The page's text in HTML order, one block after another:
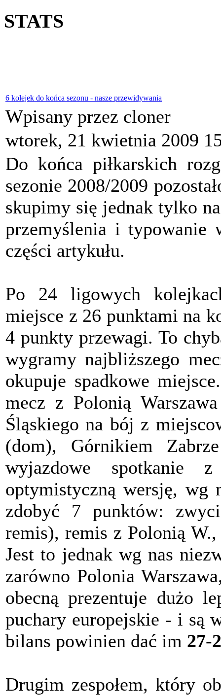
STATS
6 kolejek do końca sezonu - nasze przewidywania
Wpisany przez cloner
wtorek, 21 kwietnia 2009
Do końca piłkarskich
sezonie 2008/2009
skupimy się jednak tylko
przemyślenia i typowanie
części artykułu.
Po 24 ligowych
miejsce z 26 punktami na
4 punkty przewagi. To
wygramy najbliższego
okupuje spadkowe
mecz z Polonią
Śląskiego na bój z
(dom), Górnikiem
wyjazdowe spotkanie z
optymistyczną wersję, wg
zdobyć 7 punktów:
remis), remis z Polonią
Jest to jednak wg nas
zarówno Polonia
obecną prezentuje dużo
puchary europejskie - i są
bilans powinien dać im 27-
Drugim zespołem, który